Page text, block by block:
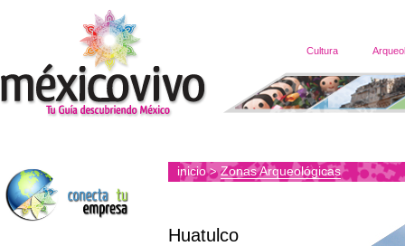
Cultura
inicio>Zonas Arqueológicas
Huatulco